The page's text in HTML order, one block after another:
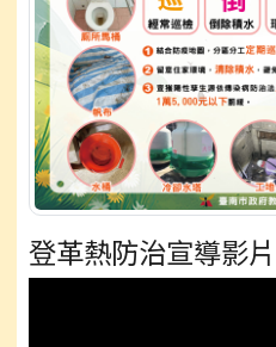
登革熱防治宣導影片